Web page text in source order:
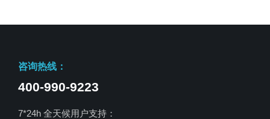
咨询热线：
400-990-9223
7*24h 全天候用户支持：